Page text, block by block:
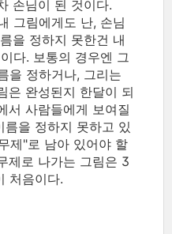
손님이 된 것이다.
그림에게도 난, 손님
을 정하지 못한건 내
다. 보통의 경우엔 그
을 정하거나, 그리는
은 완성된지 한달이 되
서 사람들에게 보여질
을 정하지 못하고 있
제"로 남아 있어야 할
제로 나가는 그림은 3
처음이다.